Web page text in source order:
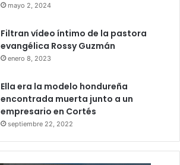
mayo 2, 2024
Filtran vídeo íntimo de la pastora
evangélica Rossy Guzmán
enero 8, 2023
Ella era la modelo hondureña
encontrada muerta junto a un
empresario en Cortés
septiembre 22, 2022